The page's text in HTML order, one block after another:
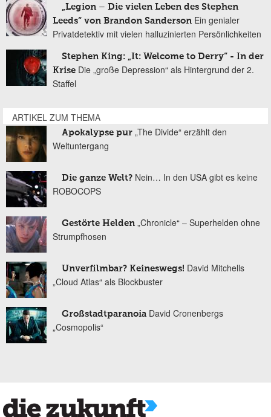
„Legion – Die vielen Leben des Stephen
Leeds“ von Brandon Sanderson Ein genialer
Privatdetektiv mit vielen halluzinierten Persönlichkeiten
Stephen King: „It: Welcome to Derry“ - In der
Krise Die „große Depression“ als Hintergrund der 2.
Staffel
ARTIKEL ZUM THEMA
Apokalypse pur „The Divide“ erzählt den
Weltuntergang
Die ganze Welt? Nein… In den USA gibt es keine
ROBOCOPS
Gestörte Helden „Chronicle“ – Superhelden ohne
Strumpfhosen
Unverfilmbar? Keineswegs! David Mitchells
„Cloud Atlas“ als Blockbuster
Großstadtparanoia David Cronenbergs
„Cosmopolis“